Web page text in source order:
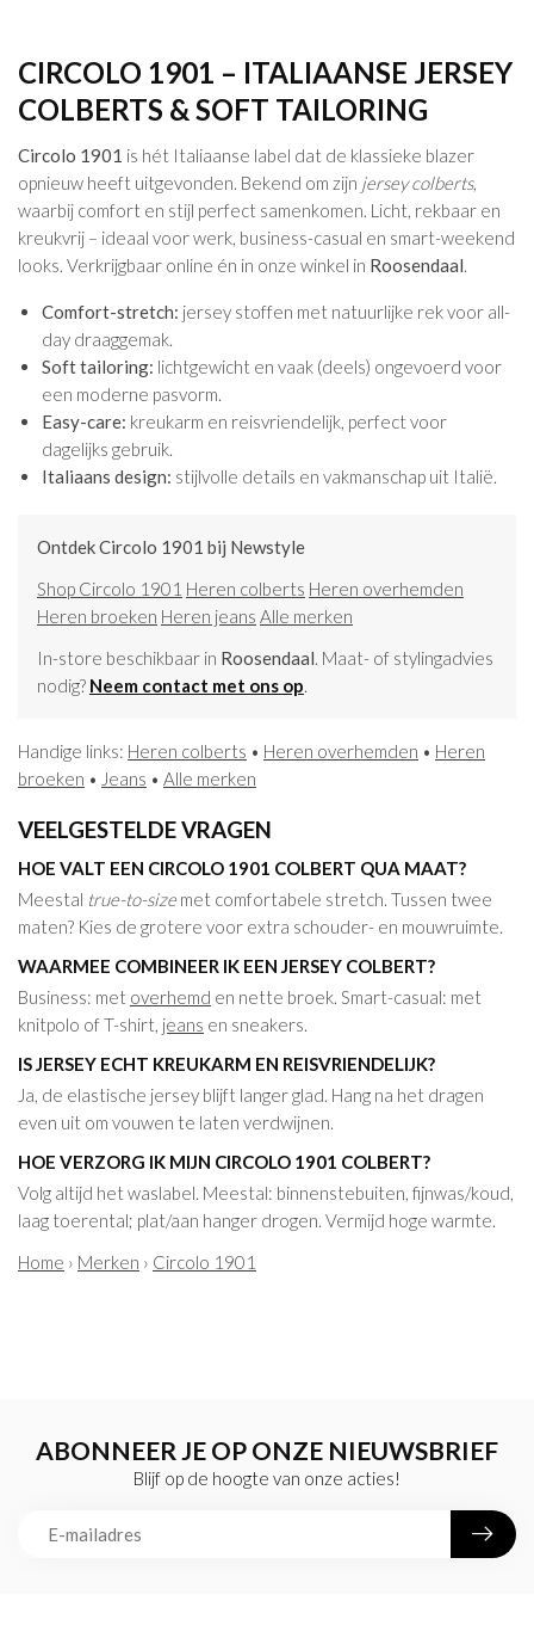
CIRCOLO 1901 – ITALIAANSE JERSEY
COLBERTS & SOFT TAILORING
Circolo 1901 is hét Italiaanse label dat de klassieke blazer
opnieuw heeft uitgevonden. Bekend om zijn jersey colberts,
waarbij comfort en stijl perfect samenkomen. Licht, rekbaar en
kreukvrij – ideaal voor werk, business-casual en smart-weekend
looks. Verkrijgbaar online én in onze winkel in Roosendaal.
Comfort-stretch: jersey stoffen met natuurlijke rek voor all-
day draaggemak.
Soft tailoring: lichtgewicht en vaak (deels) ongevoerd voor
een moderne pasvorm.
Easy-care: kreukarm en reisvriendelijk, perfect voor
dagelijks gebruik.
Italiaans design: stijlvolle details en vakmanschap uit Italië.
Ontdek Circolo 1901 bij Newstyle
Shop Circolo 1901 Heren colberts Heren overhemden
Heren broeken Heren jeans Alle merken
In-store beschikbaar in Roosendaal. Maat- of stylingadvies
nodig? Neem contact met ons op.
Handige links: Heren colberts • Heren overhemden • Heren
broeken • Jeans • Alle merken
VEELGESTELDE VRAGEN
HOE VALT EEN CIRCOLO 1901 COLBERT QUA MAAT?
Meestal true-to-sizemet comfortabele stretch. Tussen twee
maten? Kies de grotere voor extra schouder- en mouwruimte.
WAARMEE COMBINEER IK EEN JERSEY COLBERT?
Business: met overhemd en nette broek. Smart-casual: met
knitpolo of T-shirt, jeans en sneakers.
IS JERSEY ECHT KREUKARM EN REISVRIENDELIJK?
Ja, de elastische jersey blijft langer glad. Hang na het dragen
even uit om vouwen te laten verdwijnen.
HOE VERZORG IK MIJN CIRCOLO 1901 COLBERT?
Volg altijd het waslabel. Meestal: binnenstebuiten, fijnwas/koud,
laag toerental; plat/aan hanger drogen. Vermijd hoge warmte.
Home › Merken › Circolo 1901
ABONNEER JE OP ONZE NIEUWSBRIEF
Blijf op de hoogte van onze acties!